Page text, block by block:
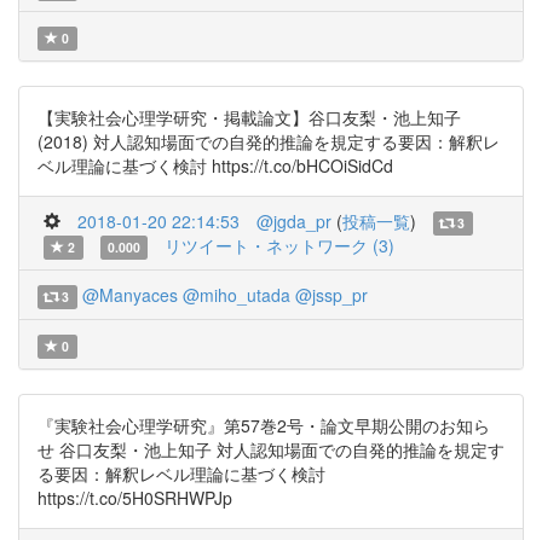
0
【実験社会心理学研究・掲載論文】谷口友梨・池上知子
(2018) 対人認知場面での自発的推論を規定する要因：解釈レ
ベル理論に基づく検討 https://t.co/bHCOiSidCd
2018-01-20 22:14:53 @jgda_pr (投稿一覧)
3
2
0.000 リツイート・ネットワーク (3)
3 @Manyaces @miho_utada @jssp_pr
0
『実験社会心理学研究』第57巻2号・論文早期公開のお知ら
せ 谷口友梨・池上知子 対人認知場面での自発的推論を規定す
る要因：解釈レベル理論に基づく検討
https://t.co/5H0SRHWPJp